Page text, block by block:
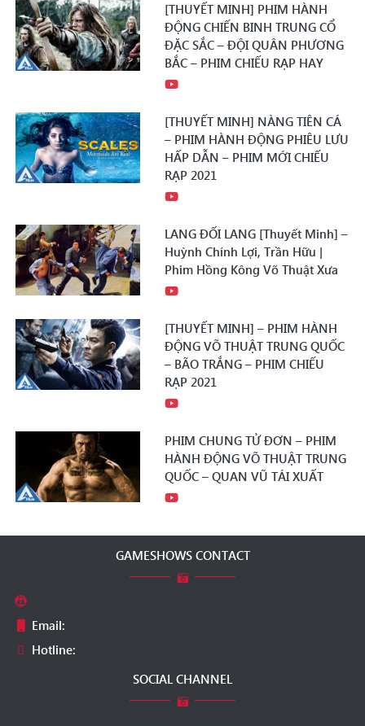
[THUYẾT MINH] PHIM HÀNH
ĐỘNG CHIẾN BINH TRUNG CỔ
ĐẶC SẮC – ĐỘI QUÂN PHƯƠNG
BẮC – PHIM CHIẾU RẠP HAY
[THUYẾT MINH] NÀNG TIÊN CÁ
– PHIM HÀNH ĐỘNG PHIÊU LƯU
HẤP DẪN – PHIM MỚI CHIẾU
RẠP 2021
LANG ĐỐI LANG [Thuyết Minh] –
Huỳnh Chính Lợi, Trần Hữu |
Phim Hồng Kông Võ Thuật Xưa
[THUYẾT MINH] – PHIM HÀNH
ĐỘNG VÕ THUẬT TRUNG QUỐC
– BÃO TRẮNG – PHIM CHIẾU
RẠP 2021
PHIM CHUNG TỬ ĐƠN – PHIM
HÀNH ĐỘNG VÕ THUẬT TRUNG
QUỐC – QUAN VŨ TÁI XUẤT
GAMESHOWS CONTACT
Email:
Hotline:
SOCIAL CHANNEL